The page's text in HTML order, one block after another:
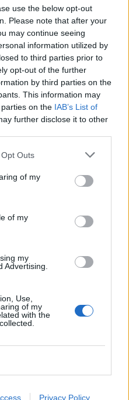
use the below opt-out
Please note that after your
may continue seeing
information utilized by
to third parties prior to
opt-out of the further
by third parties on the
This information may
on the IAB’s List of
further disclose it to other
Outs
of my
of my
my
Advertising.
Use,
of my
with the
Privacy Policy